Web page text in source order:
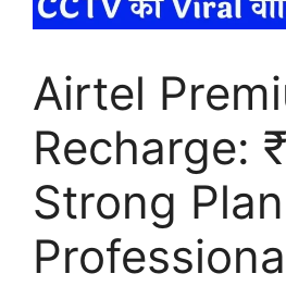
Airtel
Recharge:
Strong